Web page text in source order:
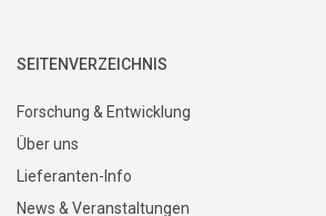
SEITENVERZEICHNIS
Forschung & Entwicklung
Über uns
Lieferanten-Info
News & Veranstaltungen